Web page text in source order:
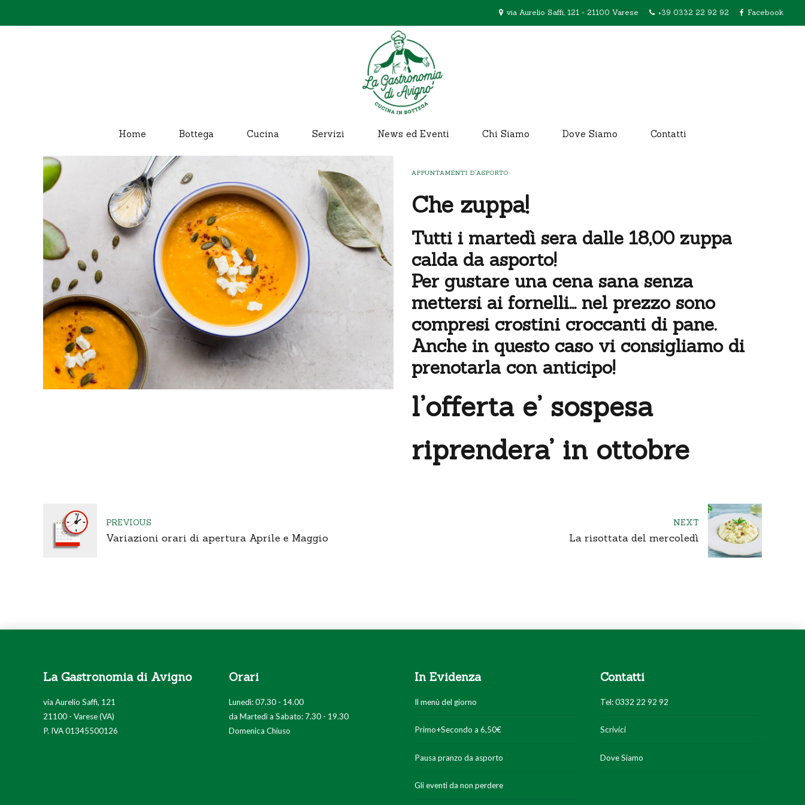
via Aurelio Saffi, 121 - 21100 Varese +39 0332 22 92 92 Facebook
Home Bottega Cucina Servizi News ed Eventi Chi Siamo Dove Siamo Contatti
APPUNTAMENTI D'ASPORTO
Che zuppa!
Tutti i martedì sera dalle 18,00 zuppa
calda da asporto!
Per gustare una cena sana senza
mettersi ai fornelli… nel prezzo sono
compresi crostini croccanti di pane.
Anche in questo caso vi consigliamo di
prenotarla con anticipo!
l’offerta e’ sospesa
riprendera’ in ottobre
PREVIOUS
Variazioni orari di apertura Aprile e Maggio
NEXT
La risottata del mercoledì
La Gastronomia di Avigno
via Aurelio Saffi, 121
21100 - Varese (VA)
P. IVA 01345500126
Orari
Lunedì: 07.30 - 14.00
da Martedì a Sabato: 7.30 - 19.30
Domenica Chiuso
In Evidenza
Il menù del giorno
Primo+Secondo a 6,50€
Pausa pranzo da asporto
Gli eventi da non perdere
Contatti
Tel: 0332 22 92 92
Scrivici
Dove Siamo